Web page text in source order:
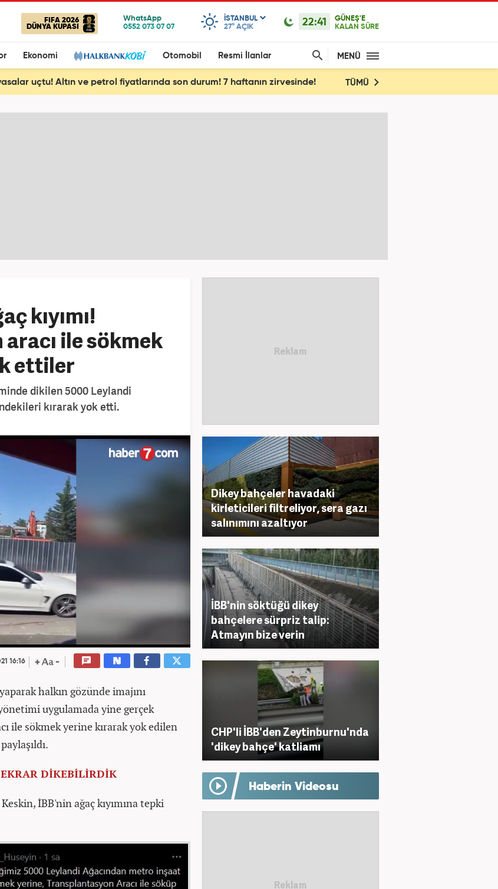
FIFA 2026
DÜNYA KUPASI
ISTANBUL
27° AÇIK 22:41
GÜNEŞ'E
KALAN SÜRE
Ekonomi Otomobil Resmi İlanlar MENÜ
uçtu! Altın ve petrol fiyatlarında son durum! 7 haftanın zirvesinde! TÜMÜ
kıyımı!
ile sökmek
ettiler
dikilen 5000 Leylandi
kırarak yok etti.
16:16
halkın gözünde imajını
uygulamada yine gerçek
ile sökmek yerine kırarak yok edilen
DİKEBİLİRDİK
İBB'nin ağaç kıyımına tepki
Dikey bahçeler havadaki
kirleticileri filtreliyor, sera gazı
salınımını azaltıyor
İBB'nin söktüğü dikey
bahçelere sürpriz talip:
Atmayın bize verin
CHP'li İBB'den Zeytinburnu'nda
'dikey bahçe' katliamı
Haberin Videosu